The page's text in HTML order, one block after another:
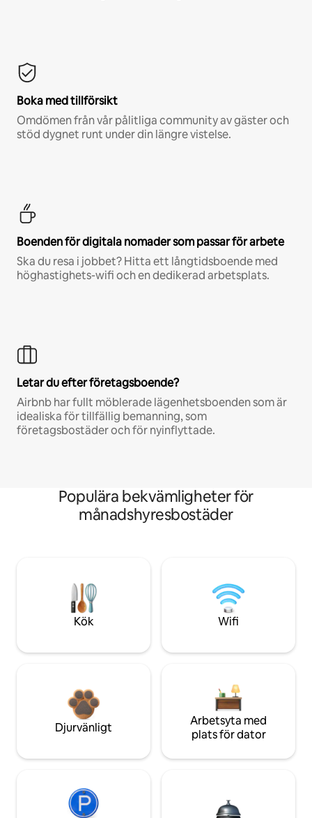
Boka med tillförsikt
Omdömen från vår pålitliga community av gäster och
stöd dygnet runt under din längre vistelse.
Boenden för digitala nomader som passar för arbete
Ska du resa i jobbet? Hitta ett långtidsboende med
höghastighets-wifi och en dedikerad arbetsplats.
Letar du efter företagsboende?
Airbnb har fullt möblerade lägenhetsboenden som är
idealiska för tillfällig bemanning, som
företagsbostäder och för nyinflyttade.
Populära bekvämligheter för
månadshyresbostäder
Kök Wifi
Djurvänligt
Arbetsyta med
plats för dator